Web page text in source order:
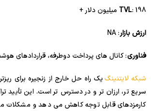
TVL: 198 میلیون دلار +
ارزش بازار: NA
فناوری: کانال های پرداخت دوطرفه، قراردادهای
شبکه لایتنینگیک راه حل خارج از زنجیره برای
سریع تر، ارزان تر و در دسترس تر است. این تأیید
کارمزدهای قابل توجه کاهش می دهد و مشکلات